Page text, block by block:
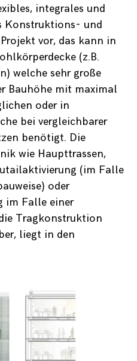
integrales und
Konstruktions- und
vor, das kann in
(z.B.
welche sehr große
Bauhöhe mit maximal
oder in
bei vergleichbarer
benötigt. Die
wie Haupttrassen,
(im Falle
oder
im Falle einer
Tragkonstruktion
liegt in den